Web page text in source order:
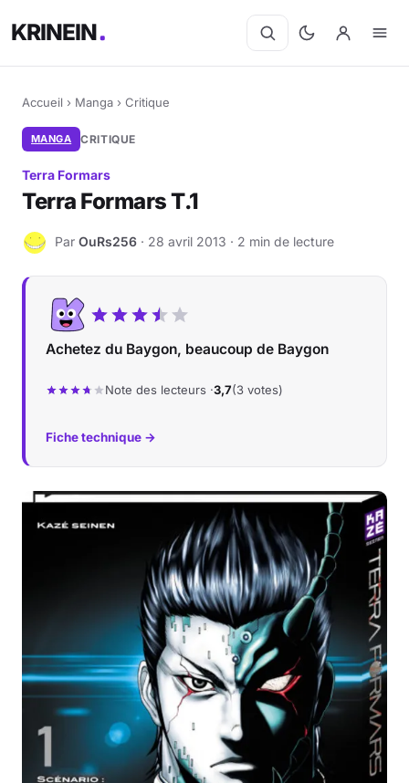
KRINEIN
Accueil › Manga › Critique
MANGA CRITIQUE
Terra Formars
Terra Formars T.1
O Par OuRs256 · 28 avril 2013 · 2 min de lecture
Achetez du Baygon, beaucoup de Baygon
Note des lecteurs ·3,7(3 votes)
Fiche technique →